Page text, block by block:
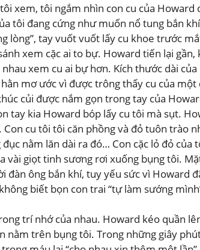
xem, tôi ngắm nhìn con cu của
tôi đang cứng như muốn nổ tung bắn
lòng”, tay vuốt vuốt lấy cu khoe trước
xem cặc ai to bự. Howard tiến lại
xem cu ai bự hơn. Kích thước dài
mơ ước vì được trông thấy cu của
củi được nắm gọn trong tay của
tay kia Howard bóp lấy cu tôi mà sụt.
cu tôi tôi căn phồng và đỏ tuôn trào
nằm lăn dài ra đó… Con cặc lỏ đỏ của
giọt tinh sương rơi xuống bụng tôi.
ông bắn khí, tuy yếu sức vì Howard
biết bọn con trai “tự làm sướng
trí nhớ của nhau. Howard kéo quần
nằm trên bụng tôi. Trong những giây